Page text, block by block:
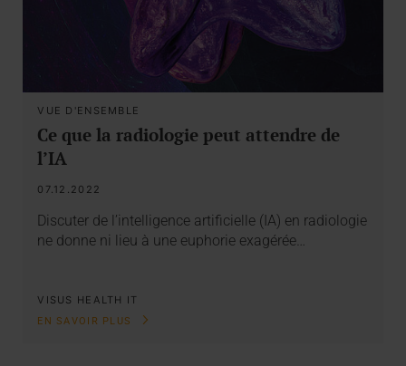
VUE D'ENSEMBLE
Ce que la radiologie peut attendre de
l’IA
07.12.2022
Discuter de l’intelligence artificielle (IA) en radiologie
ne donne ni lieu à une euphorie exagérée…
VISUS HEALTH IT
EN SAVOIR PLUS